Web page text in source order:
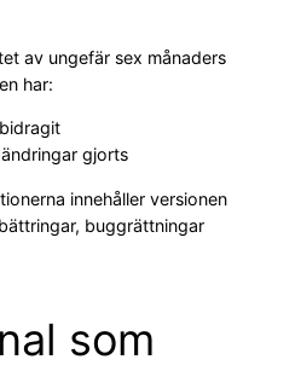
av ungefär sex månaders
har:
gjorts
innehåller versionen
buggrättningar
som